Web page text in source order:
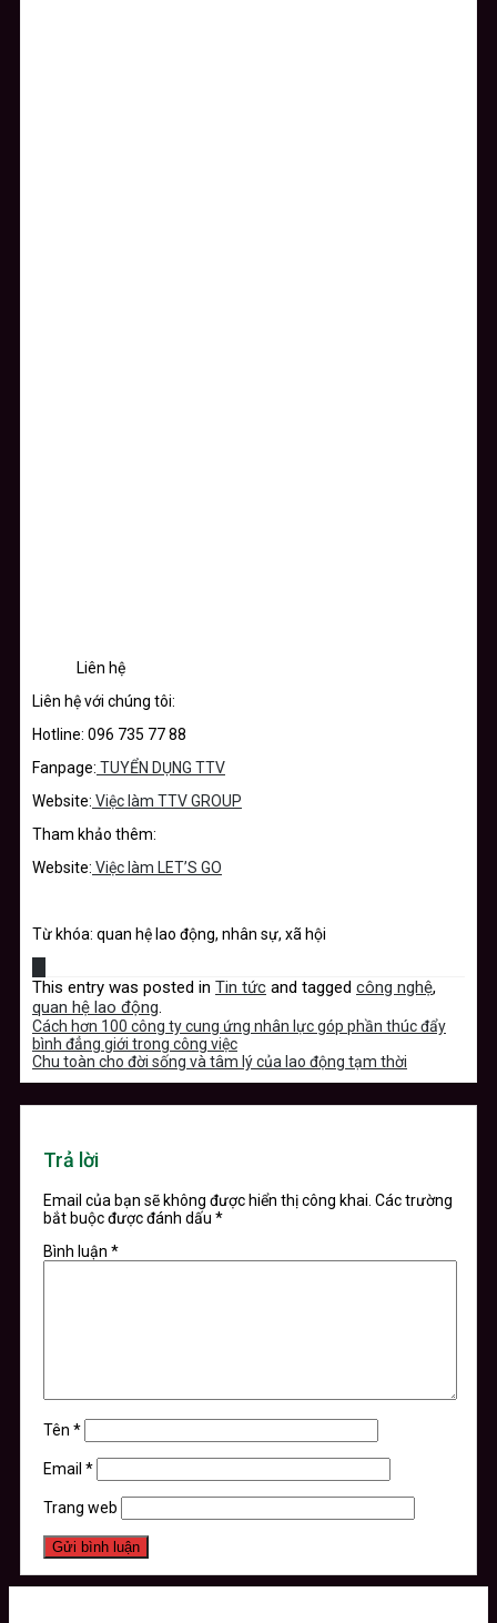
Liên hệ
Liên hệ với chúng tôi:
Hotline: 096 735 77 88
Fanpage: TUYỂN DỤNG TTV
Website: Việc làm TTV GROUP
Tham khảo thêm:
Website: Việc làm LET’S GO
Từ khóa: quan hệ lao động, nhân sự, xã hội
This entry was posted in Tin tức and tagged công nghệ,
quan hệ lao động.
Cách hơn 100 công ty cung ứng nhân lực góp phần thúc đẩy
bình đẳng giới trong công việc
Chu toàn cho đời sống và tâm lý của lao động tạm thời
Trả lời
Email của bạn sẽ không được hiển thị công khai. Các trường
bắt buộc được đánh dấu *
Bình luận *
Tên *
Email *
Trang web